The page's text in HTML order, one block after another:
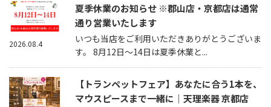
夏季休業のお知らせ ※郡山店・京都店は通常
通り営業いたします
いつも当店をご利用いただきありがとうございま
す。 8月12日～14日は夏季休業と...
2026.08.4
【トランペットフェア】あなたに合う1本を、
マウスピースまで一緒に｜天理楽器 京都店